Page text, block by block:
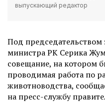
выпускающий редактор
Под председательством
министра РК Серика
совещание, на котором
проводимая работа по
животноводства,
на пресс-службу